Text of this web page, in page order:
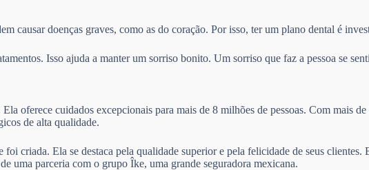
causar doenças graves, como as do coração. Por isso, ter um plano dental é
Isso ajuda a manter um sorriso bonito. Um sorriso que faz a pessoa se
oferece cuidados excepcionais para mais de 8 milhões de pessoas. Com mais
de alta qualidade.
criada. Ela se destaca pela qualidade superior e pela felicidade de seus clientes.
uma parceria com o grupo Îke, uma grande seguradora mexicana.